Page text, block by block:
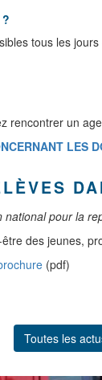
tous les
rencontrer un
LES
national pour la
des jeunes,
(pdf)
Toutes les